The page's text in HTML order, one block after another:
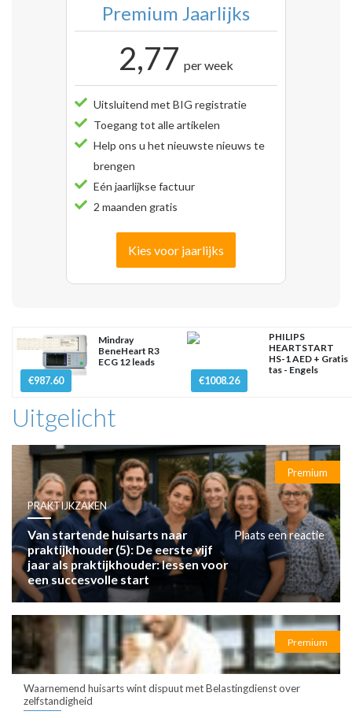
Premium Jaarlijks
2,77 per week
Uitsluitend met BIG registratie
Toegang tot alle artikelen
Help ons u het nieuwste nieuws te
brengen
Eén jaarlijkse factuur
2 maanden gratis
Kies voor jaarlijks
€987.60
Mindray
BeneHeart R3
ECG 12 leads
€1008.26
PHILIPS
HEARTSTART
HS-1 AED + Gratis
tas - Engels
Uitgelicht
Premium
PRAKTIJKZAKEN
Van startende huisarts naar
praktijkhouder (5): De eerste vijf
jaar als praktijkhouder: lessen voor
een succesvolle start
Plaats een reactie
Premium
Waarnemend huisarts wint dispuut met Belastingdienst over
zelfstandigheid